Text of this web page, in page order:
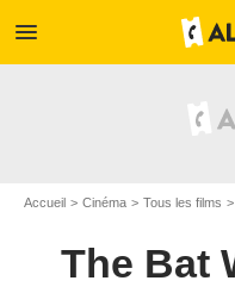
menu
Accueil Cinéma Tous les films
The Bat